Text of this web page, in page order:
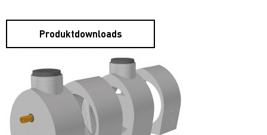
Produktdownloads